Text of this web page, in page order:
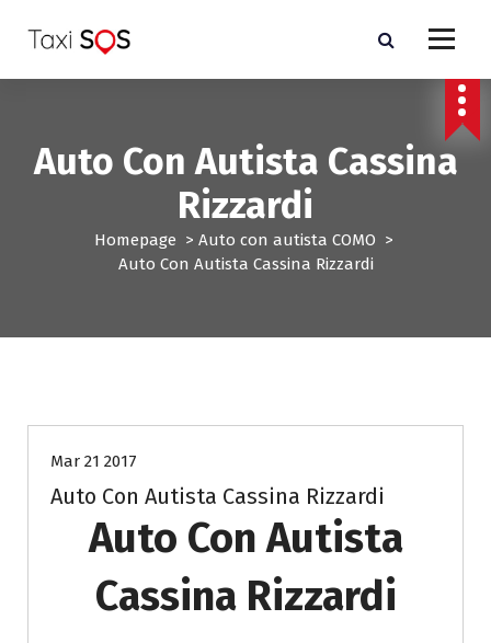
a
Auto Con Autista Cassina
Rizzardi
Homepage > Auto con autista COMO >
Auto Con Autista Cassina Rizzardi
Mar 21 2017
Auto Con Autista Cassina Rizzardi
Auto Con Autista
Cassina Rizzardi